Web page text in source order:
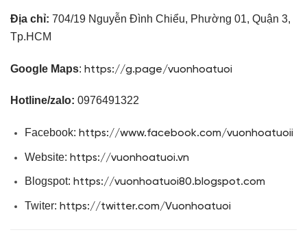
Địa chỉ: 704/19 Nguyễn Đình Chiểu, Phường 01, Quận 3,
Tp.HCM
Google Maps: https://g.page/vuonhoatuoi
Hotline/zalo: 0976491322
Facebook: https://www.facebook.com/vuonhoatuoii
Website: https://vuonhoatuoi.vn
Blogspot: https://vuonhoatuoi80.blogspot.com
Twiter: https://twitter.com/Vuonhoatuoi